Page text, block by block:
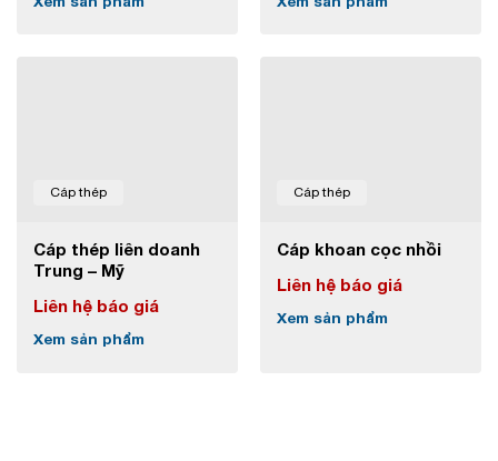
Cáp thép
Cáp thép liên doanh
Trung – Mỹ
Liên hệ báo giá
Xem sản phẩm
Cáp thép
Cáp khoan cọc nhồi
Liên hệ báo giá
Xem sản phẩm